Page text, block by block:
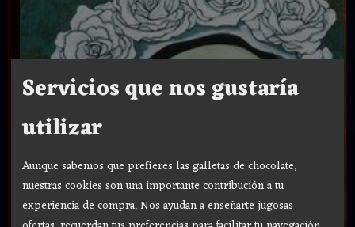
Servicios que nos gustaría
utilizar
Aunque sabemos que prefieres las galletas de chocolate,
nuestras cookies son una importante contribución a tu
experiencia de compra. Nos ayudan a enseñarte jugosas